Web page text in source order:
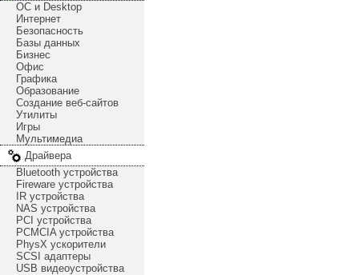
ОС и Desktop
Интернет
Безопасность
Базы данных
Бизнес
Офис
Графика
Образование
Создание веб-сайтов
Утилиты
Игры
Мультимедиа
Драйвера
Bluetooth устройства
Fireware устройства
IR устройства
NAS устройства
PCI устройства
PCMCIA устройства
PhysX ускорители
SCSI адаптеры
USB видеоустройства